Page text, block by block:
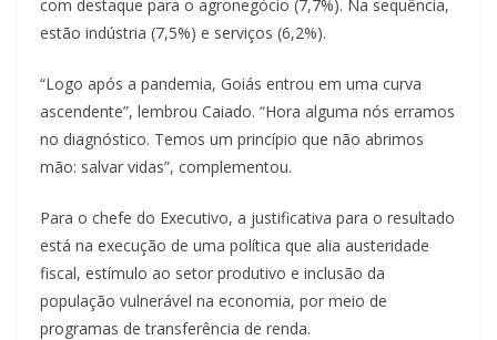
com destaque para o agronegócio (7,7%). Na sequência,
estão indústria (7,5%) e serviços (6,2%).
“Logo após a pandemia, Goiás entrou em uma curva
ascendente”, lembrou Caiado. “Hora alguma nós erramos
no diagnóstico. Temos um princípio que não abrimos
mão: salvar vidas”, complementou.
Para o chefe do Executivo, a justificativa para o resultado
está na execução de uma política que alia austeridade
fiscal, estímulo ao setor produtivo e inclusão da
população vulnerável na economia, por meio de
programas de transferência de renda.